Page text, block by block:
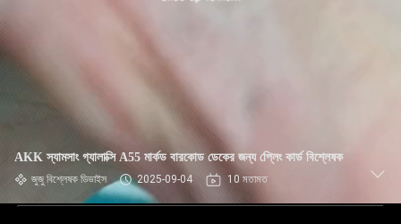
AKK স্যামসাং গ্যালাক্সি A55 মার্কড বারকোড ডেকের জন্য প্লেিং কার্ড বিশ্লেষক
জুজু বিশ্লেষক ডিভাইস 2025-09-04 10 মতামত